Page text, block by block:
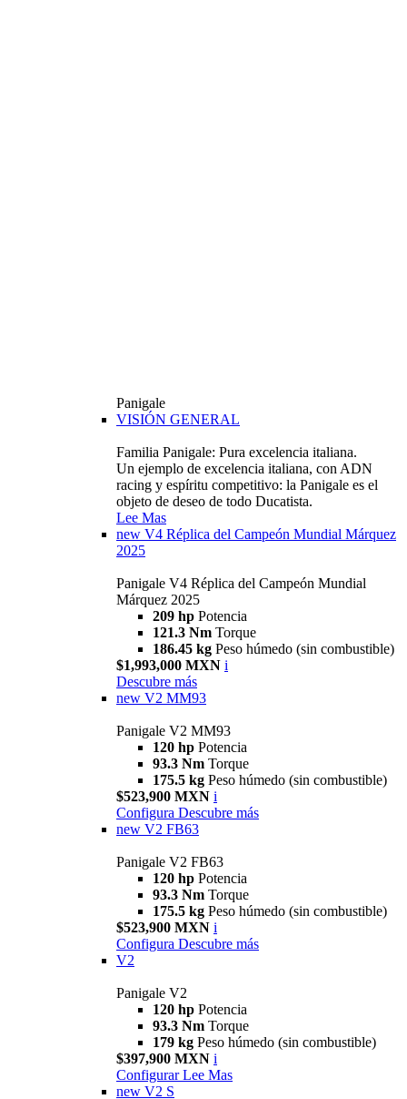
Panigale
VISIÓN GENERAL
Familia Panigale: Pura excelencia italiana.
Un ejemplo de excelencia italiana, con ADN
racing y espíritu competitivo: la Panigale es el
objeto de deseo de todo Ducatista.
Lee Mas
new V4 Réplica del Campeón Mundial Márquez
2025
Panigale V4 Réplica del Campeón Mundial
Márquez 2025
209 hp Potencia
121.3 Nm Torque
186.45 kg Peso húmedo (sin combustible)
$1,993,000 MXN i
Descubre más
new V2 MM93
Panigale V2 MM93
120 hp Potencia
93.3 Nm Torque
175.5 kg Peso húmedo (sin combustible)
$523,900 MXN i
Configura Descubre más
new V2 FB63
Panigale V2 FB63
120 hp Potencia
93.3 Nm Torque
175.5 kg Peso húmedo (sin combustible)
$523,900 MXN i
Configura Descubre más
V2
Panigale V2
120 hp Potencia
93.3 Nm Torque
179 kg Peso húmedo (sin combustible)
$397,900 MXN i
Configurar Lee Mas
new V2 S